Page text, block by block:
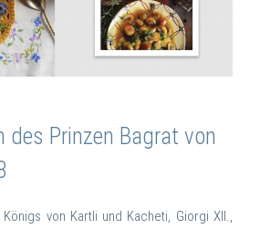
des Prinzen Bagrat von
von Kartli und Kacheti, Giorgi XII.,